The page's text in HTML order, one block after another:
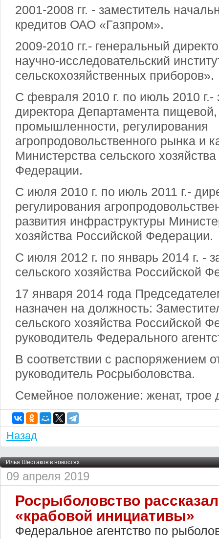
2001-2008 гг. - заместитель
кредитов ОАО «Газпром».
2009-2010 гг.- генеральный
научно-исследовательский
сельскохозяйственных приборов».
С февраля 2010 г. по июль 2010 г.-
директора Департамента
промышленности, регулирования
агропродовольственного рынка и
Министерства сельского
Федерации.
С июля 2010 г. по июль 2011 г.-
регулирования
развития инфраструктуры
хозяйства Российской Федерации.
С июля 2012 г. по январь 2014 г. -
сельского хозяйства Российской
17 января 2014 года
назначен на должность:
сельского хозяйства Российской
руководитель Федерального
В соответствии с распоряжением
руководитель Росрыболовства.
Семейное положение: женат, трое
Назад
Илья Шестаков в новостях
09 апреля 2019
Росрыболовство
«крабовой инициативы»
Федеральное агентство по